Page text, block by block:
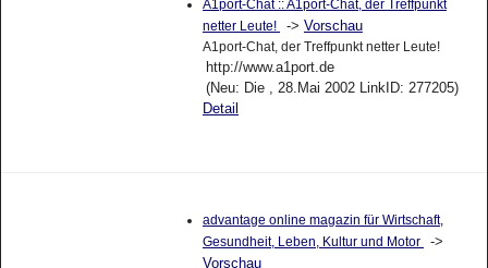
A1port-Chat :: A1port-Chat, der Treffpunkt
netter Leute!
-> Vorschau
A1port-Chat, der Treffpunkt netter Leute!
http://www.a1port.de
(Neu: Die , 28.Mai 2002 LinkID: 277205)
Detail
advantage online magazin für Wirtschaft,
Gesundheit, Leben, Kultur und Motor
->
Vorschau